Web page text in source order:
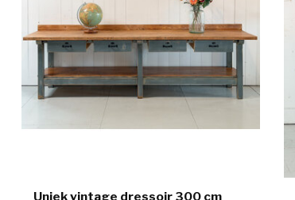
Uniek vintage dressoir 300 cm